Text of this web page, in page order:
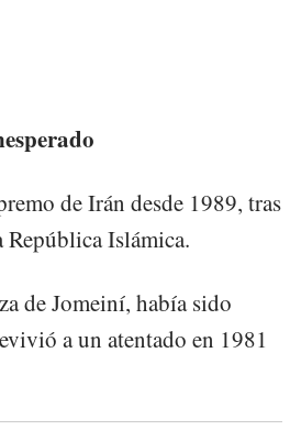
de Irán desde 1989, tras
Islámica.
de Jomeiní, había sido
a un atentado en 1981